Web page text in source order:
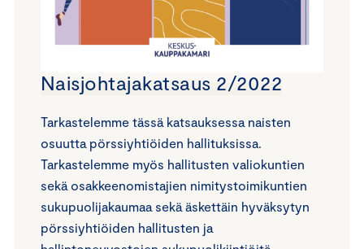
Naisjohtajakatsaus 2/2022
Tarkastelemme tässä katsauksessa naisten
osuutta pörssiyhtiöiden hallituksissa.
Tarkastelemme myös hallitusten valiokuntien
sekä osakkeenomistajien nimitystoimikuntien
sukupuolijakaumaa sekä äskettäin hyväksytyn
pörssiyhtiöiden hallitusten ja